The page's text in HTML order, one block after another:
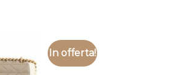
In offerta!